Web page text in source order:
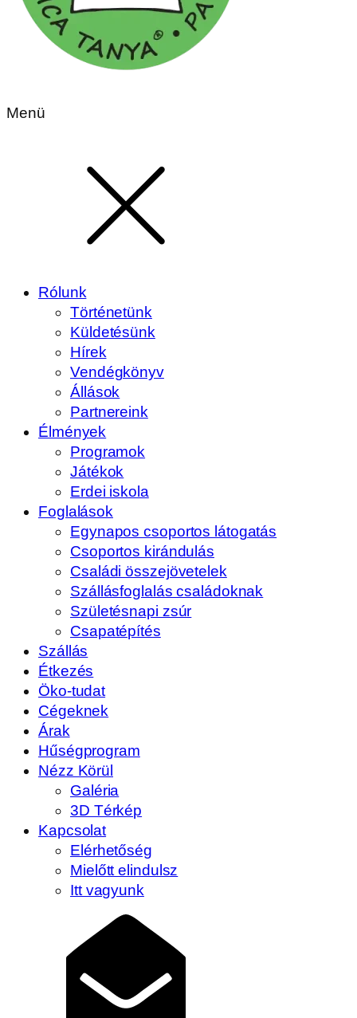
Menü
Rólunk
Történetünk
Küldetésünk
Hírek
Vendégkönyv
Állások
Partnereink
Élmények
Programok
Játékok
Erdei iskola
Foglalások
Egynapos csoportos látogatás
Csoportos kirándulás
Családi összejövetelek
Szállásfoglalás családoknak
Születésnapi zsúr
Csapatépítés
Szállás
Étkezés
Öko-tudat
Cégeknek
Árak
Hűségprogram
Nézz Körül
Galéria
3D Térkép
Kapcsolat
Elérhetőség
Mielőtt elindulsz
Itt vagyunk